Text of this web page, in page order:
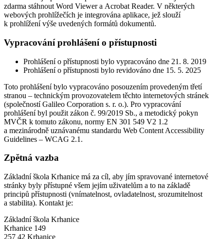
zdarma stáhnout Word Viewer a Acrobat Reader. V některých
webových prohlížečích je integrována aplikace, jež slouží
k prohlížení výše uvedených formátů dokumentů.
Vypracování prohlášení o přístupnosti
Prohlášení o přístupnosti bylo vypracováno dne 21. 8. 2019
Prohlášení o přístupnosti bylo revidováno dne 15. 5. 2025
Toto prohlášení bylo vypracováno posouzením provedeným třetí
stranou – technickým provozovatelem těchto internetových stránek
(společností Galileo Corporation s. r. o.). Pro vypracování
prohlášení byl použit zákon č. 99/2019 Sb., a metodický pokyn
MVČR k tomuto zákonu, normy EN 301 549 V2 1.2
a mezinárodně uznávanému standardu Web Content Accessibility
Guidelines – WCAG 2.1.
Zpětná vazba
Základní škola Krhanice má za cíl, aby jím spravované internetové
stránky byly přístupné všem jejím uživatelům a to na základě
principů přístupnosti (vnímatelnost, ovladatelnost, srozumitelnost
a stabilita). Kontakt je:
Základní škola Krhanice
Krhanice 149
257 42 Krhanice